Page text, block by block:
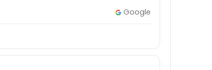
Google